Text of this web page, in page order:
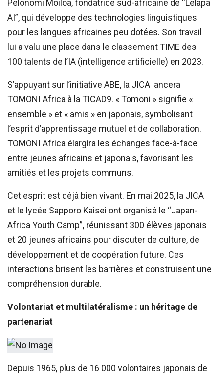
Pelonomi Moiloa, fondatrice sud-africaine de “Lelapa
AI”, qui développe des technologies linguistiques
pour les langues africaines peu dotées. Son travail
lui a valu une place dans le classement TIME des
100 talents de l’IA (intelligence artificielle) en 2023.
S’appuyant sur l’initiative ABE, la JICA lancera
TOMONI Africa à la TICAD9. « Tomoni » signifie «
ensemble » et « amis » en japonais, symbolisant
l’esprit d’apprentissage mutuel et de collaboration.
TOMONI Africa élargira les échanges face-à-face
entre jeunes africains et japonais, favorisant les
amitiés et les projets communs.
Cet esprit est déjà bien vivant. En mai 2025, la JICA
et le lycée Sapporo Kaisei ont organisé le “Japan-
Africa Youth Camp”, réunissant 300 élèves japonais
et 20 jeunes africains pour discuter de culture, de
développement et de coopération future. Ces
interactions brisent les barrières et construisent une
compréhension durable.
Volontariat et multilatéralisme : un héritage de
partenariat
Depuis 1965, plus de 16 000 volontaires japonais de